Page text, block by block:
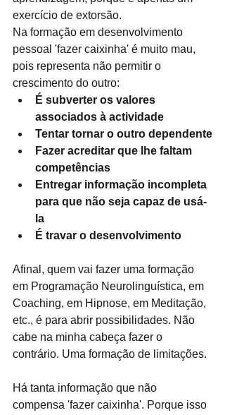
exercício de extorsão.
Na formação em desenvolvimento
pessoal 'fazer caixinha' é muito mau,
pois representa não permitir o
crescimento do outro:
É subverter os valores
associados à actividade
Tentar tornar o outro dependente
Fazer acreditar que lhe faltam
competências
Entregar informação incompleta
para que não seja capaz de usá-
la
É travar o desenvolvimento
Afinal, quem vai fazer uma formação
em Programação Neurolinguística, em
Coaching, em Hipnose, em Meditação,
etc., é para abrir possibilidades. Não
cabe na minha cabeça fazer o
contrário. Uma formação de limitações.
Há tanta informação que não
compensa 'fazer caixinha'. Porque isso